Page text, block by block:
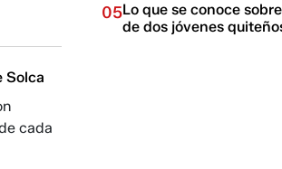
Solca
cada
05Lo que se conoce
de dos jóvenes